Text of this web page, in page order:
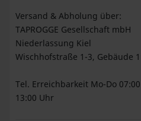
Versand & Abholung über:
TAPROGGE Gesellschaft mbH
Niederlassung Kiel
Wischhofstraße 1-3, Gebäude
Tel. Erreichbarkeit Mo-Do
13:00 Uhr